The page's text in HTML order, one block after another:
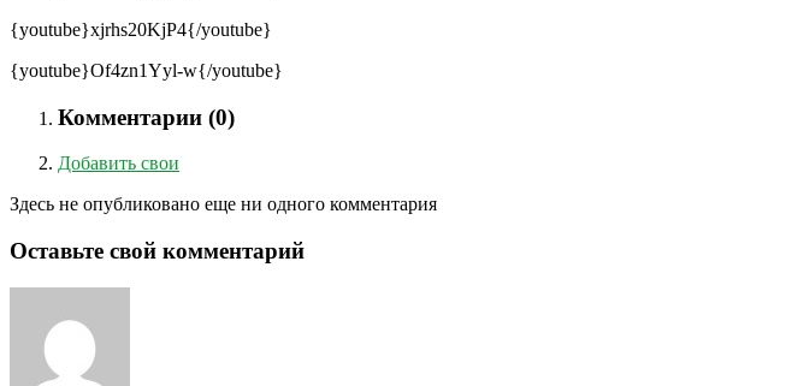
{youtube}xjrhs20KjP4{/youtube}
{youtube}Of4zn1Yyl-w{/youtube}
Комментарии (0)
Добавить свои
Здесь не опубликовано еще ни одного комментария
Оставьте свой комментарий